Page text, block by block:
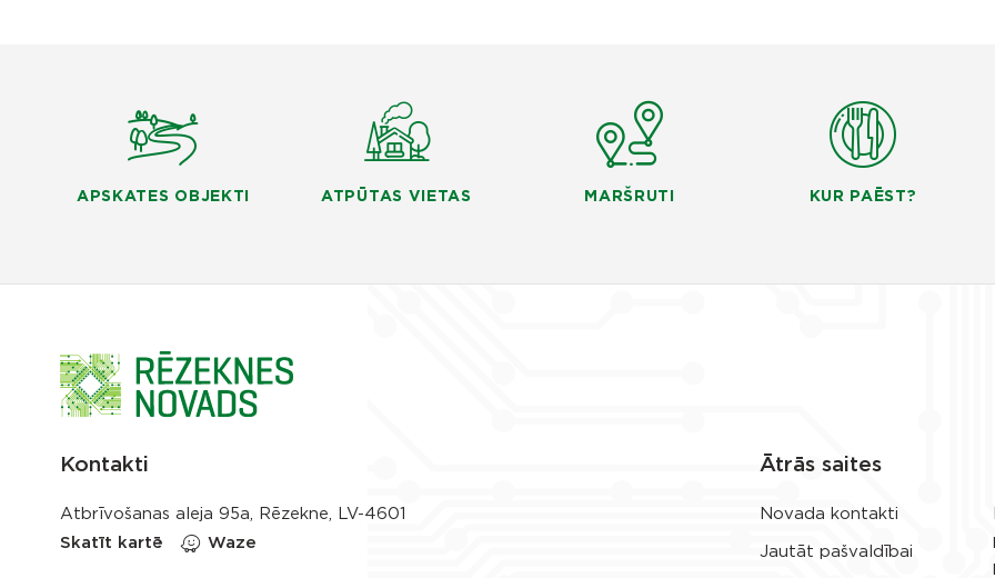
APSKATES OBJEKTI ATPŪTAS VIETAS MARŠRUTI KUR PAĒST?
Kontakti
Atbrīvošanas aleja 95a, Rēzekne, LV-4601
Skatīt kartē
Waze
Ātrās saites
Novada kontakti
Jautāt pašvaldībai